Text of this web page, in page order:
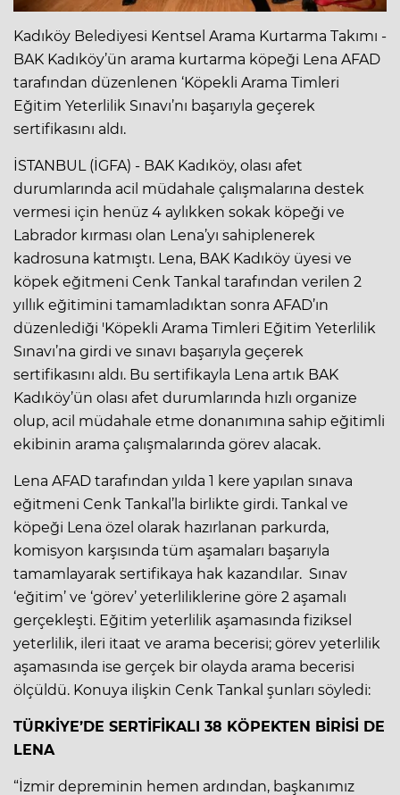
Kadıköy Belediyesi Kentsel Arama Kurtarma Takımı -
BAK Kadıköy’ün arama kurtarma köpeği Lena AFAD
tarafından düzenlenen ‘Köpekli Arama Timleri
Eğitim Yeterlilik Sınavı’nı başarıyla geçerek
sertifikasını aldı.
İSTANBUL (İGFA) - BAK Kadıköy, olası afet
durumlarında acil müdahale çalışmalarına destek
vermesi için henüz 4 aylıkken sokak köpeği ve
Labrador kırması olan Lena’yı sahiplenerek
kadrosuna katmıştı. Lena, BAK Kadıköy üyesi ve
köpek eğitmeni Cenk Tankal tarafından verilen 2
yıllık eğitimini tamamladıktan sonra AFAD’ın
düzenlediği 'Köpekli Arama Timleri Eğitim Yeterlilik
Sınavı’na girdi ve sınavı başarıyla geçerek
sertifikasını aldı. Bu sertifikayla Lena artık BAK
Kadıköy’ün olası afet durumlarında hızlı organize
olup, acil müdahale etme donanımına sahip eğitimli
ekibinin arama çalışmalarında görev alacak.
Lena AFAD tarafından yılda 1 kere yapılan sınava
eğitmeni Cenk Tankal’la birlikte girdi. Tankal ve
köpeği Lena özel olarak hazırlanan parkurda,
komisyon karşısında tüm aşamaları başarıyla
tamamlayarak sertifikaya hak kazandılar. Sınav
‘eğitim’ ve ‘görev’ yeterliliklerine göre 2 aşamalı
gerçekleşti. Eğitim yeterlilik aşamasında fiziksel
yeterlilik, ileri itaat ve arama becerisi; görev yeterlilik
aşamasında ise gerçek bir olayda arama becerisi
ölçüldü. Konuya ilişkin Cenk Tankal şunları söyledi:
TÜRKİYE’DE SERTİFİKALI 38 KÖPEKTEN BİRİSİ DE
LENA
“İzmir depreminin hemen ardından, başkanımız